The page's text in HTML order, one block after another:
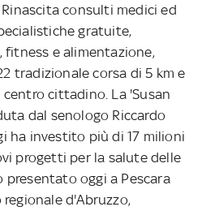
consulti medici ed
gratuite,
fitness e alimentazione,
tradizionale corsa di 5 km e
cittadino. La 'Susan
dal senologo Riccardo
ha investito più di 17 milioni
progetti per la salute delle
oggi a Pescara
d'Abruzzo,